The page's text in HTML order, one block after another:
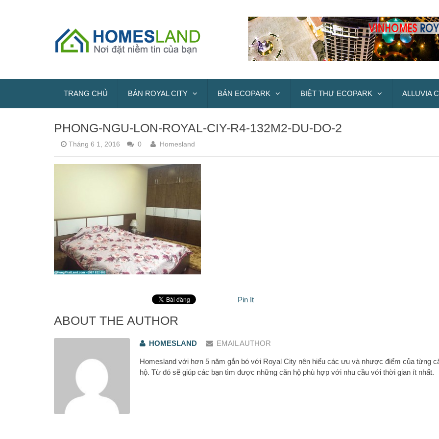
TRANG CHỦ BÁN ROYAL CITY BÁN ECOPARK BIỆT THỰ ECOPARK ALLUVIA
PHONG-NGU-LON-ROYAL-CIY-R4-132M2-DU-DO-2
Tháng 6 1, 2016 0 Homesland
Pin It
ABOUT THE AUTHOR
HOMESLAND EMAIL AUTHOR
Homesland với hơn 5 năm gắn bó với Royal City nên hiểu các ưu và nhược điểm của từng
hộ. Từ đó sẽ giúp các bạn tìm được những căn hộ phù hợp với nhu cầu với thời gian ít nhất.